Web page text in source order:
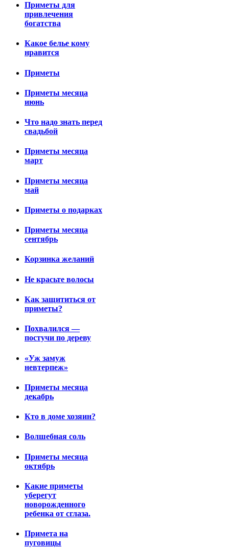
Приметы для
привлечения
богатства
Какое белье кому
нравится
Приметы
Приметы месяца
июнь
Что надо знать перед
свадьбой
Приметы месяца
март
Приметы месяца
май
Приметы о подарках
Приметы месяца
сентябрь
Корзинка желаний
Не красьте волосы
Как защититься от
приметы?
Похвалился —
постучи по дереву
«Уж замуж
невтерпеж»
Приметы месяца
декабрь
Кто в доме хозяин?
Волшебная соль
Приметы месяца
октябрь
Какие приметы
уберегут
новорожденного
ребенка от сглаза.
Примета на
пуговицы